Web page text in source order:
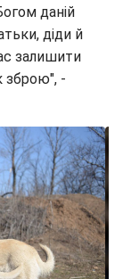
даній
діди й
залишити
зброю", -